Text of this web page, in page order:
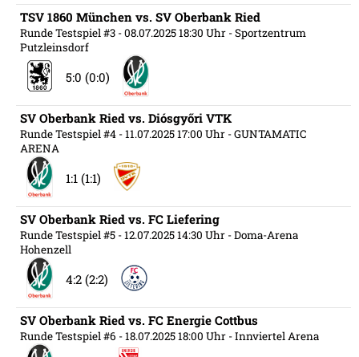
TSV 1860 München vs. SV Oberbank Ried
Runde Testspiel #3 - 08.07.2025 18:30 Uhr - Sportzentrum
Putzleinsdorf
5:0 (0:0)
SV Oberbank Ried vs. Diósgyőri VTK
Runde Testspiel #4 - 11.07.2025 17:00 Uhr - GUNTAMATIC
ARENA
1:1 (1:1)
SV Oberbank Ried vs. FC Liefering
Runde Testspiel #5 - 12.07.2025 14:30 Uhr - Doma-Arena
Hohenzell
4:2 (2:2)
SV Oberbank Ried vs. FC Energie Cottbus
Runde Testspiel #6 - 18.07.2025 18:00 Uhr - Innviertel Arena